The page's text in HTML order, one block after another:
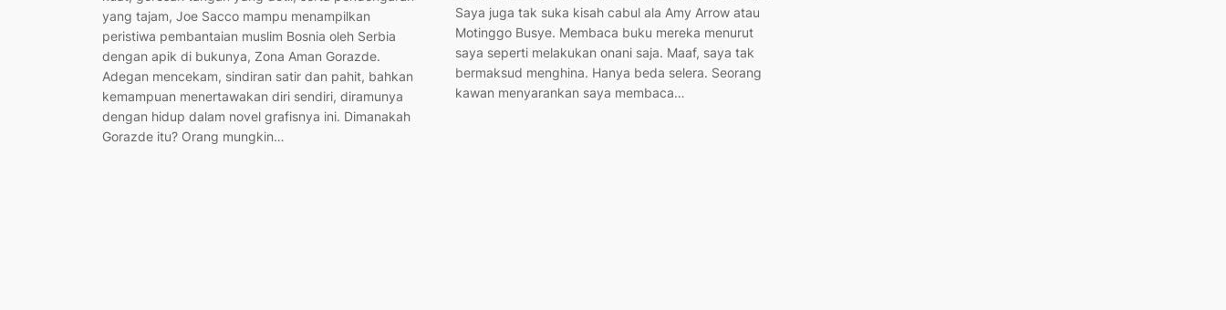
yang tajam, Joe Sacco mampu menampilkan
peristiwa pembantaian muslim Bosnia oleh Serbia
dengan apik di bukunya, Zona Aman Gorazde.
Adegan mencekam, sindiran satir dan pahit, bahkan
kemampuan menertawakan diri sendiri, diramunya
dengan hidup dalam novel grafisnya ini. Dimanakah
Gorazde itu? Orang mungkin…
Saya juga tak suka kisah cabul ala Amy Arrow atau
Motinggo Busye. Membaca buku mereka menurut
saya seperti melakukan onani saja. Maaf, saya tak
bermaksud menghina. Hanya beda selera. Seorang
kawan menyarankan saya membaca…